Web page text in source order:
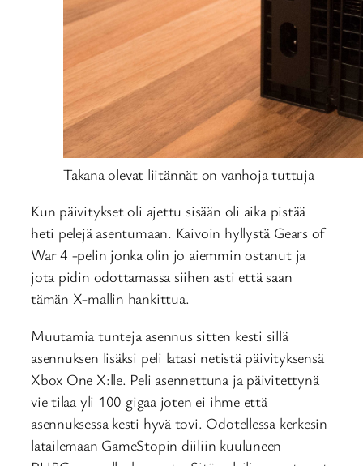
Takana olevat liitännät on vanhoja tuttuja
Kun päivitykset oli ajettu sisään oli aika pistää
heti pelejä asentumaan. Kaivoin hyllystä Gears of
War 4 -pelin jonka olin jo aiemmin ostanut ja
jota pidin odottamassa siihen asti että saan
tämän X-mallin hankittua.
Muutamia tunteja asennus sitten kesti sillä
asennuksen lisäksi peli latasi netistä päivityksensä
Xbox One X:lle. Peli asennettuna ja päivitettynä
vie tilaa yli 100 gigaa joten ei ihme että
asennuksessa kesti hyvä tovi. Odotellessa kerkesin
latailemaan GameStopin diiliin kuuluneen